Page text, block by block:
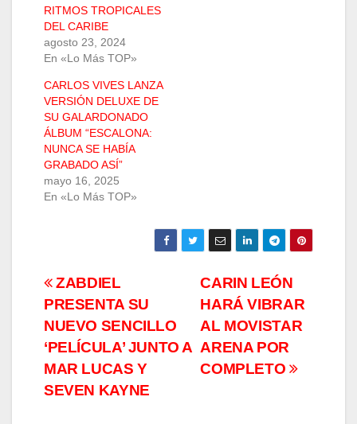
RITMOS TROPICALES
DEL CARIBE
agosto 23, 2024
En «Lo Más TOP»
CARLOS VIVES LANZA
VERSIÓN DELUXE DE
SU GALARDONADO
ÁLBUM “ESCALONA:
NUNCA SE HABÍA
GRABADO ASÍ”
mayo 16, 2025
En «Lo Más TOP»
Navegación
de
entradas
CARIN LEÓN
HARÁ VIBRAR
AL MOVISTAR
ARENA POR
COMPLETO
ZABDIEL
PRESENTA SU
NUEVO SENCILLO
‘PELÍCULA’ JUNTO A
MAR LUCAS Y
SEVEN KAYNE